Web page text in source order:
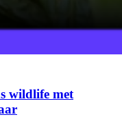
wildlife met